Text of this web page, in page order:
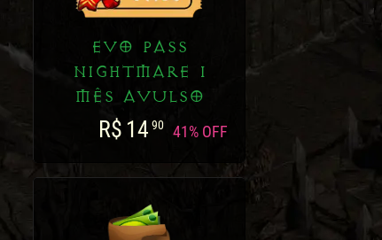
EVO PASS
NIGHTMARE 1
MÊS AVULSO
R$ 14 90 41% OFF